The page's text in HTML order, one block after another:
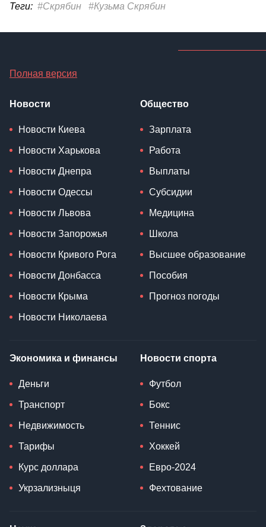
Теги: #Скрябин #Кузьма Скрябин
Полная версия
Новости
Новости Киева
Новости Харькова
Новости Днепра
Новости Одессы
Новости Львова
Новости Запорожья
Новости Кривого Рога
Новости Донбасса
Новости Крыма
Новости Николаева
Общество
Зарплата
Работа
Выплаты
Субсидии
Медицина
Школа
Высшее образование
Пособия
Прогноз погоды
Экономика и финансы
Деньги
Транспорт
Недвижимость
Тарифы
Курс доллара
Укрзализныця
Новости спорта
Футбол
Бокс
Теннис
Хоккей
Евро-2024
Фехтование